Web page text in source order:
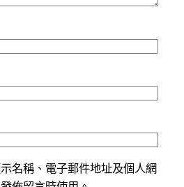
名稱、電子郵件地址及個人網